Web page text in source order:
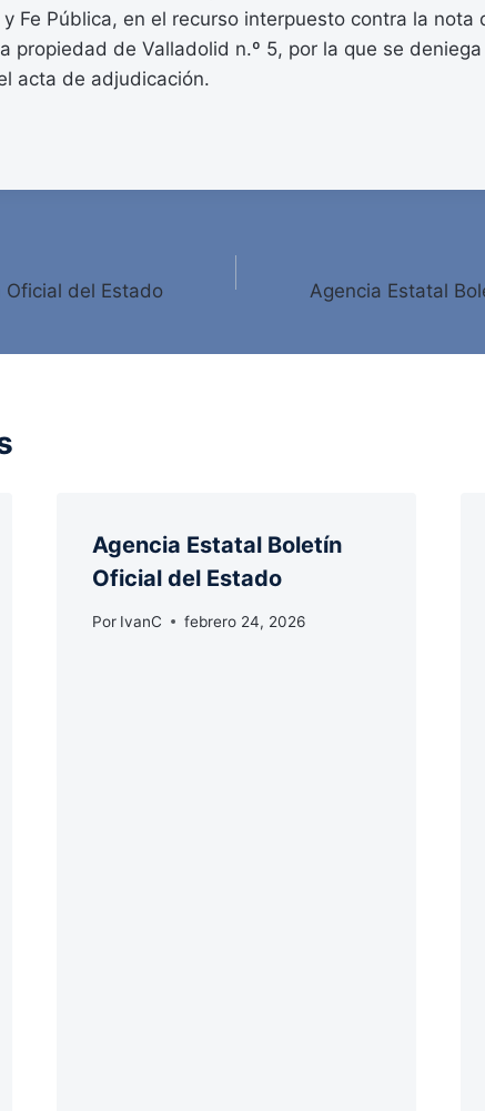
Fe Pública, en el recurso interpuesto contra la nota
propiedad de Valladolid n.º 5, por la que se
acta de adjudicación.
Oficial del Estado Agencia Estatal
Agencia Estatal Boletín
Oficial del Estado
Por IvanC febrero 24, 2026